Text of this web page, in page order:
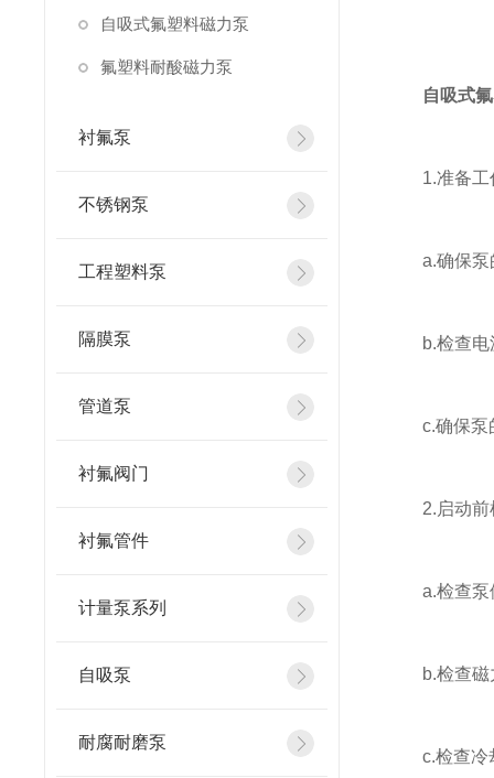
自吸式氟塑料磁力泵
氟塑料耐酸磁力泵
衬氟泵
不锈钢泵
工程塑料泵
隔膜泵
管道泵
衬氟阀门
衬氟管件
计量泵系列
自吸泵
耐腐耐磨泵
自吸式
1.准备工
a.确保泵
b.检查电
c.确保泵的
2.启动前
a.检查泵体
b.检查磁力
c.检查冷却